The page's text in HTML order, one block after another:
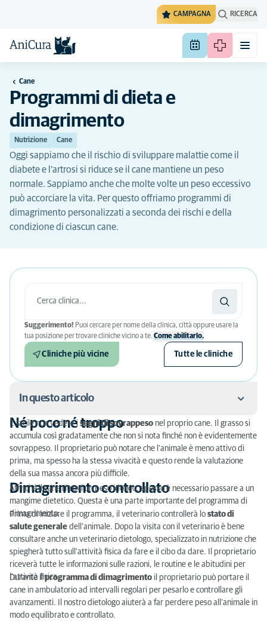
CAMPAGNA RICERCA
Cane
Programmi di dieta e
dimagrimento
Nutrizione Cane
Oggi sappiamo che il rischio di sviluppare malattie come il
diabete e l’artrosi si riduce se il cane mantiene un peso
normale. Sappiamo anche che molte volte un peso eccessivo
può accorciare la vita. Per questo offriamo programmi di
dimagrimento personalizzati a seconda dei rischi e della
condizione di ciascun cane.
Suggerimento! Puoi cercare per nome della clinica, città oppure usare la
tua posizione per trovare cliniche vicino a te. Come abilitarlo.
Cliniche più vicine Tutte le cliniche
In questo articolo
Né poco né troppo
Dimagrimento controllato
Né poco né troppo
È facile non vedere i segni di sovrappeso nel proprio cane. Il grasso si
accumula così gradatamente che non si nota finché non è evidentemente
sovrappeso. Il proprietario può notare che l'animale è meno attivo di
prima, ma spesso ha la stessa vivacità e questo rende la valutazione
della sua massa ancora più difficile.
Dimagrimento controllato
Affinché il cane ritrovi un peso idoneo, spesso è necessario passare a un
mangime dietetico. Questa è una parte importante del programma di
dimagrimento.
Prima di iniziare il programma, il veterinario controllerà lo stato di
salute generale dell’animale. Dopo la visita con il veterinario è bene
consultare anche un veterinario dietologo, specializzato in nutrizione che
spiegherà tutto sull'attività fisica da fare e il cibo da dare. Il proprietario
riceverà tutte le informazioni sulle razioni, le routine e le abitudini per
l'attività fisica.
Durante ilprogramma di dimagrimento il proprietario può portare il
cane in ambulatorio ad intervalli regolari per pesarlo e controllare gli
avanzamenti. Il nostro dietologo aiuterà a far perdere peso all’animale in
modo equilibrato e controllato.